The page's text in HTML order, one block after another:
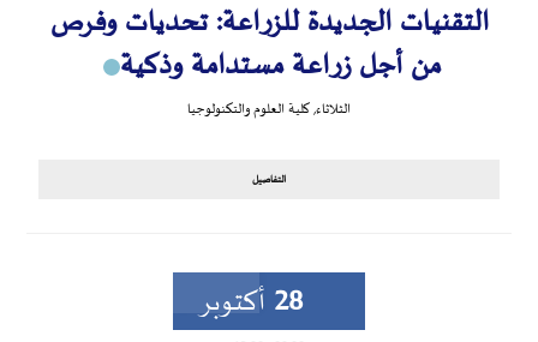
التقنيات الجديدة للزراعة: تحديات وفرص
من أجل زراعة مستدامة وذكية
الثلاثاء,كلية العلوم والتكنولوجيا
التفاصيل
28 أكتوبر